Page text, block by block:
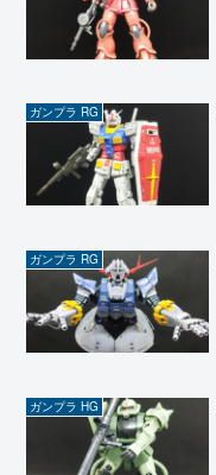
ガンプラ RG
ガンプラ RG
ガンプラ HG